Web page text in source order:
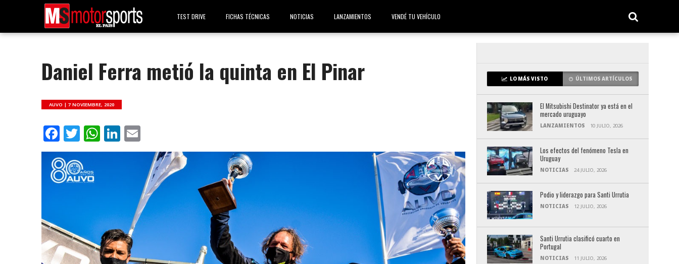
TEST DRIVE FICHAS TÉCNICAS NOTICIAS LANZAMIENTOS VENDÉ TU VEHÍCULO
Daniel Ferra metió la quinta en El Pinar
AUVO |7 NOVIEMBRE, 2020
Facebook
Twitter
WhatsApp
LinkedIn
LO MÁS VISTO ÚLTIMOS ARTÍCULOS
El Mitsubishi Destinator ya está en el
mercado uruguayo
LANZAMIENTOS 10 JULIO, 2026
Los efectos del fenómeno Tesla en
Uruguay
NOTICIAS 24 JULIO, 2026
Podio y liderazgo para Santi Urrutia
NOTICIAS 12 JULIO, 2026
Santi Urrutia clasificó cuarto en
Portugal
NOTICIAS 11 JULIO, 2026